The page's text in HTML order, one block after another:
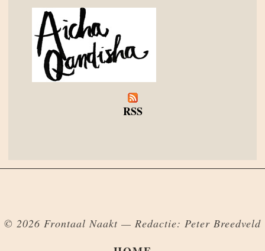
RSS
© 2026 Frontaal Naakt — Redactie: Peter Breedveld